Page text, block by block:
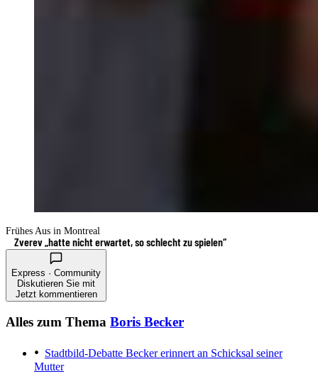
Frühes Aus in Montreal
Zverev „hatte nicht erwartet, so schlecht zu spielen“
Express · Community
Diskutieren Sie mit
Jetzt kommentieren
Alles zum Thema Boris Becker
Stadtbild-Debatte Becker erinnert an Schicksal seiner
Mutter